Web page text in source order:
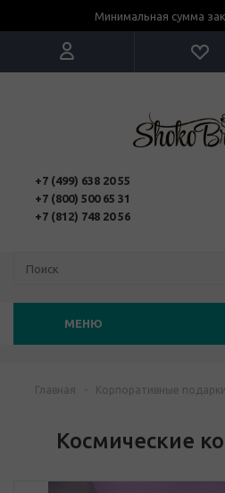
Минимальная сумма
+7 (499) 638 20 55
+7 (800) 500 65 31
+7 (812) 748 20 56
МЕНЮ
Главная - Корпоративные подарки
Космические